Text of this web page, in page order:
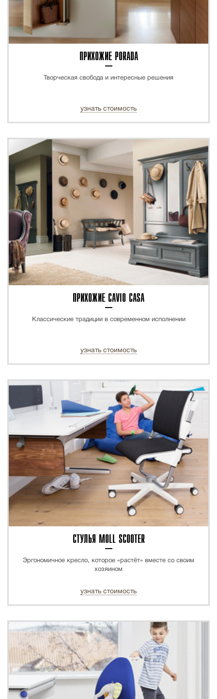
ПРИХОЖИЕ PORADA
Творческая свобода и интересные решения
узнать стоимость
ПРИХОЖИЕ CAVIO CASA
Классические традиции в современном исполнении
узнать стоимость
СТУЛЬЯ MOLL SCOOTER
Эргономичное кресло, которое «растёт» вместе со своим
хозяином
узнать стоимость